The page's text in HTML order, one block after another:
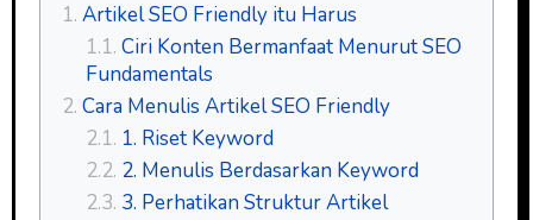
Artikel SEO Friendly itu Harus
Ciri Konten Bermanfaat Menurut SEO
Fundamentals
Cara Menulis Artikel SEO Friendly
1. Riset Keyword
2. Menulis Berdasarkan Keyword
3. Perhatikan Struktur Artikel